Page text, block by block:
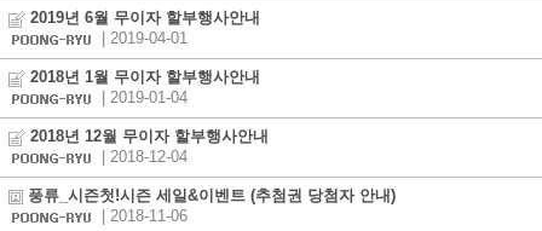
2019년 6월 무이자 할부행사안내
| 2019-04-01
2018년 1월 무이자 할부행사안내
| 2019-01-04
2018년 12월 무이자 할부행사안내
| 2018-12-04
풍류_시즌첫!시즌 세일&이벤트 (추첨권 당첨자 안내)
| 2018-11-06